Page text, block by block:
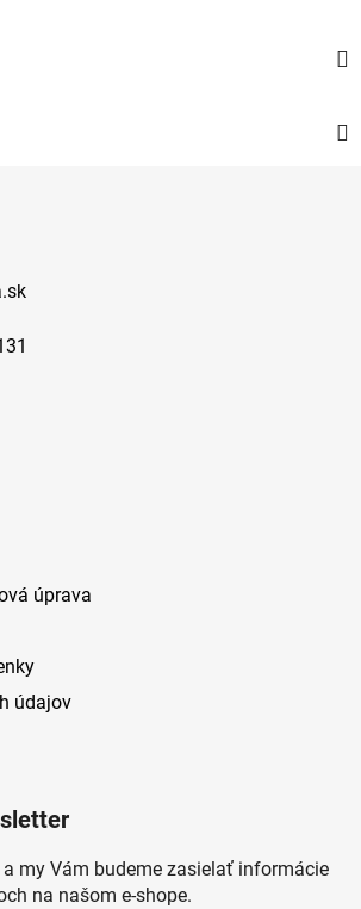
úprava
údajov
my Vám budeme zasielať informácie
na našom e-shope.